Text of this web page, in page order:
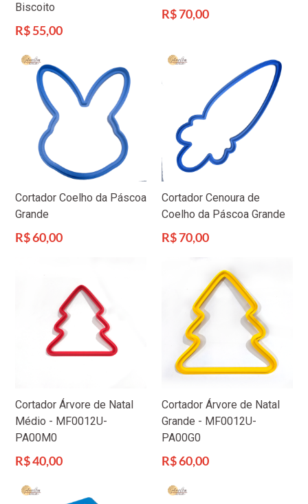
Biscoito
Preço
R$ 55,00
Preço
R$ 70,00
Cortador Coelho da Páscoa
Grande
Preço
R$ 60,00
Cortador Cenoura de
Coelho da Páscoa Grande
Preço
R$ 70,00
Cortador Árvore de Natal
Médio - MF0012U-
PA00M0
Preço
R$ 40,00
Cortador Árvore de Natal
Grande - MF0012U-
PA00G0
Preço
R$ 60,00